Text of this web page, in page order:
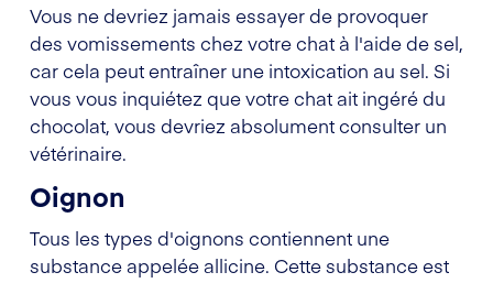
Vous ne devriez jamais essayer de provoquer
des vomissements chez votre chat à l'aide de sel,
car cela peut entraîner une intoxication au sel. Si
vous vous inquiétez que votre chat ait ingéré du
chocolat, vous devriez absolument consulter un
vétérinaire.
Oignon
Tous les types d'oignons contiennent une
substance appelée allicine. Cette substance est